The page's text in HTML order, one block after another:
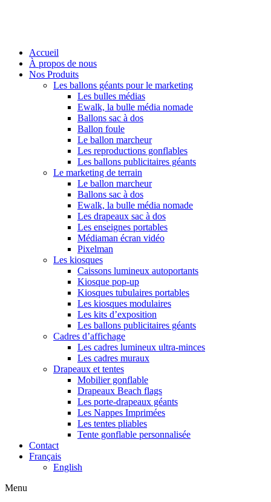
Accueil
À propos de nous
Nos Produits
Les ballons géants pour le marketing
Les bulles médias
Ewalk, la bulle média nomade
Ballons sac à dos
Ballon foule
Le ballon marcheur
Les reproductions gonflables
Les ballons publicitaires géants
Le marketing de terrain
Le ballon marcheur
Ballons sac à dos
Ewalk, la bulle média nomade
Les drapeaux sac à dos
Les enseignes portables
Médiaman écran vidéo
Pixelman
Les kiosques
Caissons lumineux autoportants
Kiosque pop-up
Kiosques tubulaires portables
Les kiosques modulaires
Les kits d’exposition
Les ballons publicitaires géants
Cadres d’affichage
Les cadres lumineux ultra-minces
Les cadres muraux
Drapeaux et tentes
Mobilier gonflable
Drapeaux Beach flags
Les porte-drapeaux géants
Les Nappes Imprimées
Les tentes pliables
Tente gonflable personnalisée
Contact
Français
English
Menu